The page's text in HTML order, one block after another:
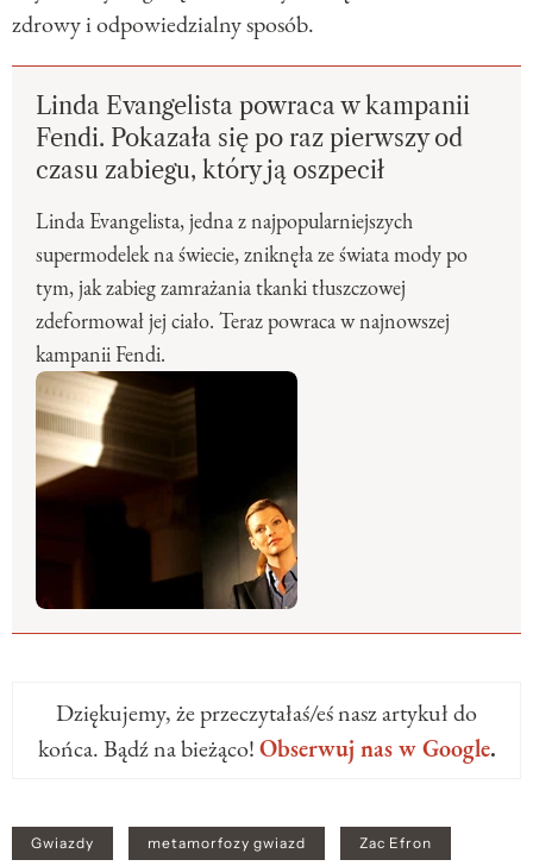
zdrowy i odpowiedzialny sposób.
Linda Evangelista powraca w kampanii
Fendi. Pokazała się po raz pierwszy od
czasu zabiegu, który ją oszpecił
Linda Evangelista, jedna z najpopularniejszych
supermodelek na świecie, zniknęła ze świata mody po
tym, jak zabieg zamrażania tkanki tłuszczowej
zdeformował jej ciało. Teraz powraca w najnowszej
kampanii Fendi.
Dziękujemy, że przeczytałaś/eś nasz artykuł do
końca. Bądź na bieżąco!Obserwuj nas w Google.
Gwiazdy metamorfozy gwiazd Zac Efron